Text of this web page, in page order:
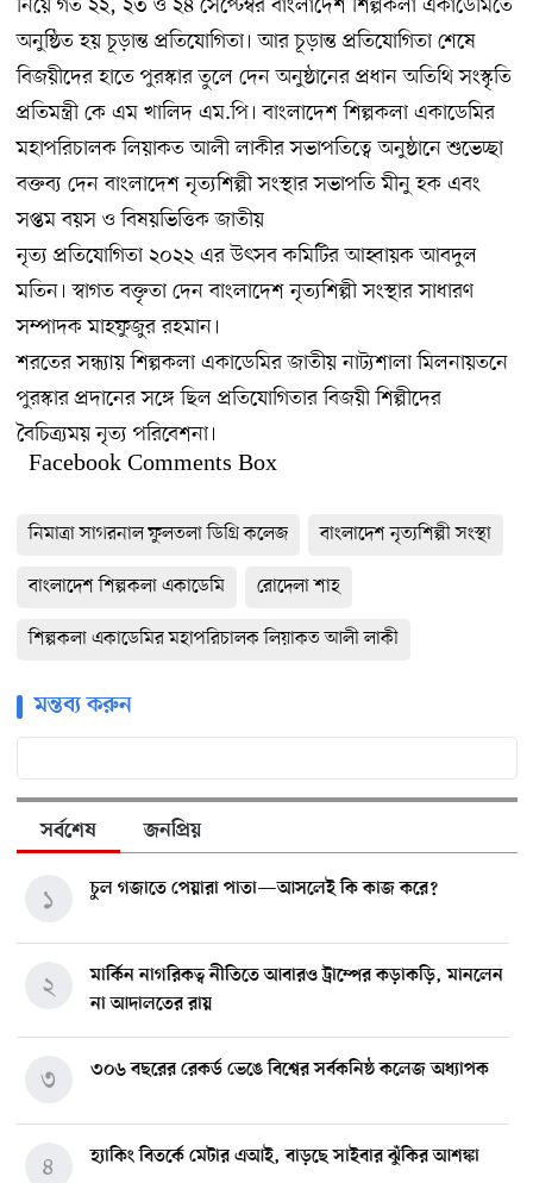
নিয়ে গত ২২, ২৩ ও ২৪ সেপ্টেম্বর বাংলাদেশ শিল্পকলা একাডেমিতে
অনুষ্ঠিত হয় চূড়ান্ত প্রতিযোগিতা। আর চূড়ান্ত প্রতিযোগিতা শেষে
বিজয়ীদের হাতে পুরস্কার তুলে দেন অনুষ্ঠানের প্রধান অতিথি সংস্কৃতি
প্রতিমন্ত্রী কে এম খালিদ এম.পি। বাংলাদেশ শিল্পকলা একাডেমির
মহাপরিচালক লিয়াকত আলী লাকীর সভাপতিত্বে অনুষ্ঠানে শুভেচ্ছা
বক্তব্য দেন বাংলাদেশ নৃত্যশিল্পী সংস্থার সভাপতি মীনু হক এবং
সপ্তম বয়স ও বিষয়ভিত্তিক জাতীয়
নৃত্য প্রতিযোগিতা ২০২২ এর উৎসব কমিটির আহ্বায়ক আবদুল
মতিন। স্বাগত বক্তৃতা দেন বাংলাদেশ নৃত্যশিল্পী সংস্থার সাধারণ
সম্পাদক মাহফুজুর রহমান।
শরতের সন্ধ্যায় শিল্পকলা একাডেমির জাতীয় নাট্যশালা মিলনায়তনে
পুরস্কার প্রদানের সঙ্গে ছিল প্রতিযোগিতার বিজয়ী শিল্পীদের
বৈচিত্র্যময় নৃত্য পরিবেশনা।
Facebook Comments Box
নিমাত্রা সাগরনাল ফুলতলা ডিগ্রি কলেজ
বাংলাদেশ নৃত্যশিল্পী সংস্থা
বাংলাদেশ শিল্পকলা একাডেমি
রোদেলা শাহ
শিল্পকলা একাডেমির মহাপরিচালক লিয়াকত আলী লাকী
মন্তব্য করুন
সর্বশেষ জনপ্রিয়
চুল গজাতে পেয়ারা পাতা—আসলেই কি কাজ করে?
১
মার্কিন নাগরিকত্ব নীতিতে আবারও ট্রাম্পের কড়াকড়ি, মানলেন
না আদালতের রায়
২
৩০৬ বছরের রেকর্ড ভেঙে বিশ্বের সর্বকনিষ্ঠ কলেজ অধ্যাপক
৩
হ্যাকিং বিতর্কে মেটার এআই, বাড়ছে সাইবার ঝুঁকির আশঙ্কা
৪